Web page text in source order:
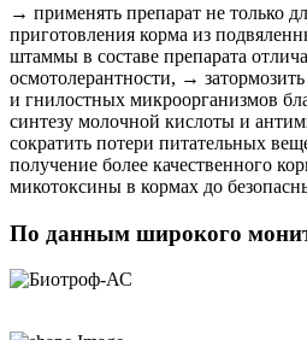
→ применять препарат не только
приготовления корма из
штаммы в составе препарата
осмотолерантности, →
и гнилостных микроорганизмов
синтезу молочной кислоты и
сократить потери питательных
получение более качественного
микотоксины в кормах до
По данным широкого